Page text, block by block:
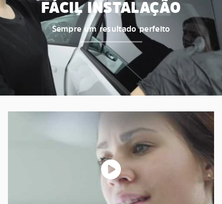
FÁCIL INSTALAÇÃO
Sempre um resultado perfeito